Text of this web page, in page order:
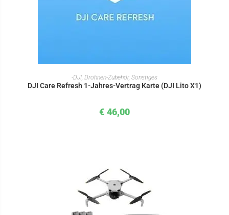
IN DEN WARENKORB
-DJI, Drohnen-Zubehör, Sonstiges
DJI Care Refresh 1-Jahres-Vertrag Karte (DJI Lito X1)
€ 46,00